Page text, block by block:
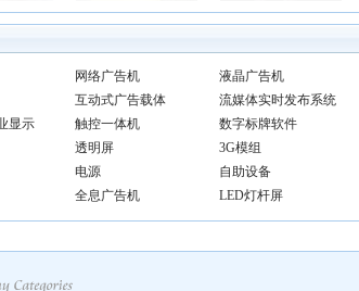
网络广告机 液晶广告机
互动式广告载体 流媒体实时发布系统
显示 触控一体机 数字标牌软件
透明屏 3G模组
电源 自助设备
全息广告机 LED灯杆屏